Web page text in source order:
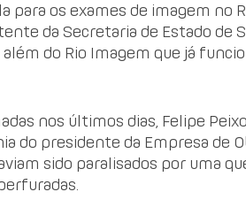
para os exames de imagem no
da Secretaria de Estado de
do Rio Imagem que já
nos últimos dias, Felipe
do presidente da Empresa de
sido paralisados por uma